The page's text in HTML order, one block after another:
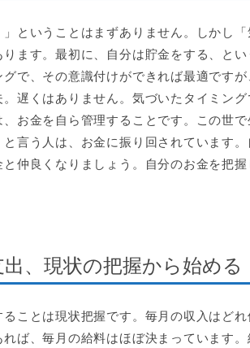
」ということはまずありません。しかし
ます。最初に、自分は貯金をする、と
で、その意識付けができれば最適ですが
遅くはありません。気づいたタイミン
お金を自ら管理することです。この世
言う人は、お金に振り回されています
仲良くなりましょう。自分のお金を把握
、現状の把握から始める
ことは現状把握です。毎月の収入はど
ば、毎月の給料はほぼ決まっています。